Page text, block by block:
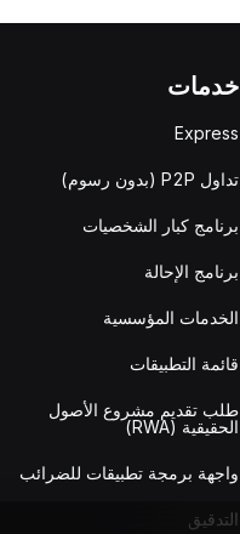
خدمات
Express
تداول P2P (بدون رسوم)
برنامج كبار الشخصيات
برنامج الإحالة
الخدمات المؤسسية
قائمة التطبيقات
طلب تقديم مشروع الأصول
الحقيقية (RWA)
واجهة برمجة تطبيقات للضرائب
التدقيق